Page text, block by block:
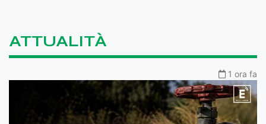
ATTUALITÀ
1 ora fa